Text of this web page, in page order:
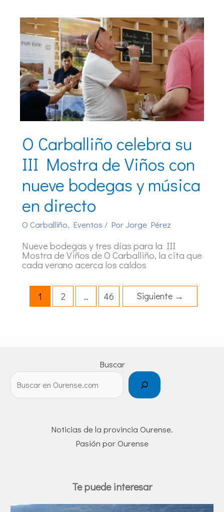
O Carballiño celebra su
III Mostra de Viños con
nueve bodegas y música
en directo
O Carballiño, Eventos / PorJorge Pérez
Nueve bodegas y tres días para la III
Mostra de Viños de O Carballiño, la cita que
cada verano acerca los caldos
1 2 … 46 Siguiente →
Buscar
Noticias de la provincia Ourense.
Pasión por Ourense
Te puede interesar